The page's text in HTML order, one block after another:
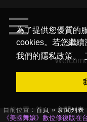
為了提供您優質的
cookies。若您繼
我們的隱私政策。
目前位置： 首頁 新聞列表
《美國舞孃》數位修復版在